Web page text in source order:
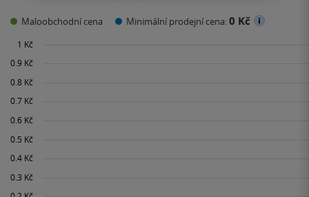
Maloobchodní cena Minimální prodejní cena:0 Kč